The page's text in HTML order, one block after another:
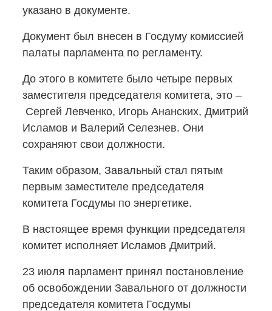
указано в документе.
Документ был внесен в Госдуму комиссией
палаты парламента по регламенту.
До этого в комитете было четыре первых
заместителя председателя комитета, это –
Сергей Левченко, Игорь Ананских, Дмитрий
Исламов и Валерий Селезнев. Они
сохраняют свои должности.
Таким образом, Завальный стал пятым
первым заместителе председателя
комитета Госдумы по энергетике.
В настоящее время функции председателя
комитет исполняет Исламов Дмитрий.
23 июля парламент принял постановление
об освобождении Завального от должности
председателя комитета Госдумы